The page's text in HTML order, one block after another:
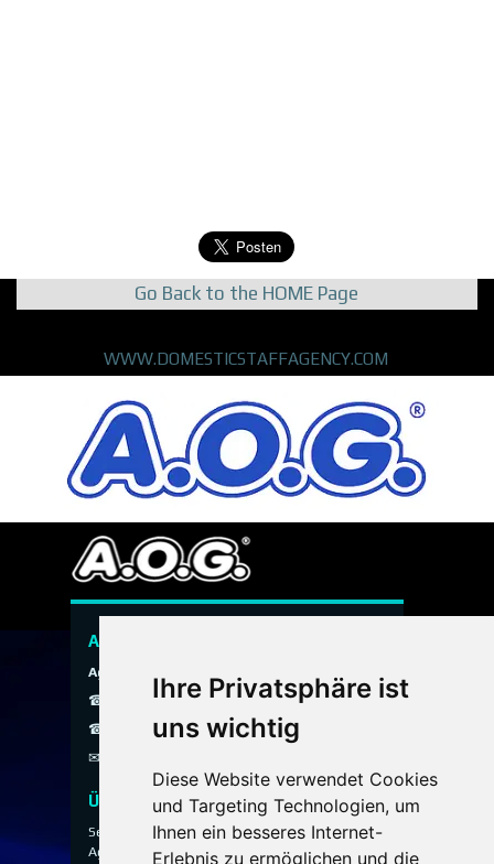
Ihre Privatsphäre ist
uns wichtig
Diese Website verwendet Cookies
und Targeting Technologien, um
Ihnen ein besseres Internet-
Erlebnis zu ermöglichen und die
Go Back to the HOME Page
WWW.DOMESTICSTAFFAGENCY.COM
A.O.G. Hauspersonal Agentur
Agentur ohne Grenzen
☎ 089 / 299 900
☎ 0800 / 40 200 30
✉
Über uns
Seit 1993 vermittelt die A.O.G. Hauspersonal
Agentur ausgewähltes Hauspersonal für